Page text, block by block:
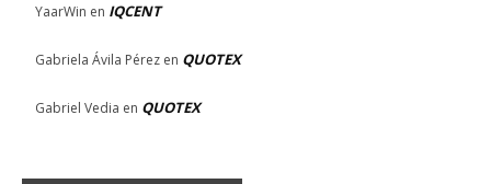
YaarWin en IQCENT
Gabriela Ávila Pérez en QUOTEX
Gabriel Vedia en QUOTEX